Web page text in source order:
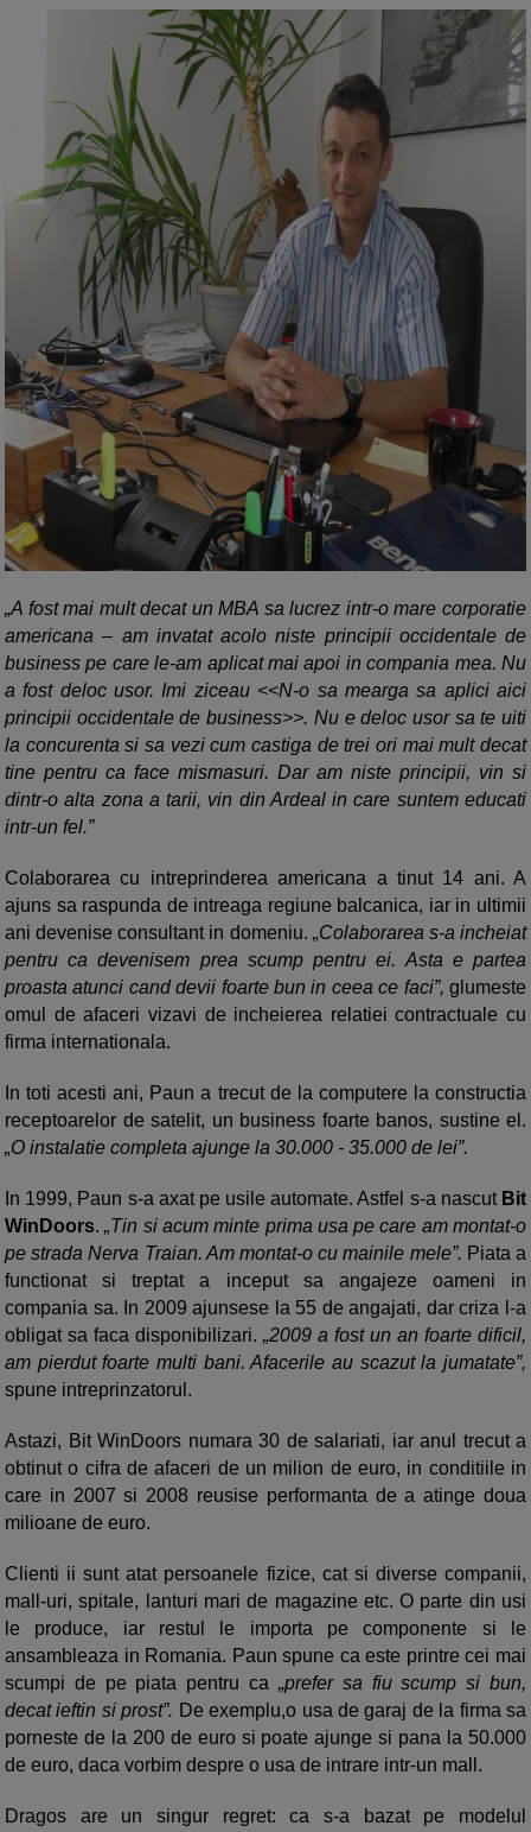
„A fost mai mult decat un MBA sa lucrez intr-o mare corporatie
americana – am invatat acolo niste principii occidentale de
business pe care le-am aplicat mai apoi in compania mea. Nu
a fost deloc usor. Imi ziceau <<N-o sa mearga sa aplici aici
principii occidentale de business>>. Nu e deloc usor sa te uiti
la concurenta si sa vezi cum castiga de trei ori mai mult decat
tine pentru ca face mismasuri. Dar am niste principii, vin si
dintr-o alta zona a tarii, vin din Ardeal in care suntem educati
intr-un fel.”
Colaborarea cu intreprinderea americana a tinut 14 ani. A
ajuns sa raspunda de intreaga regiune balcanica, iar in ultimii
ani devenise consultant in domeniu. „Colaborarea s-a incheiat
pentru ca devenisem prea scump pentru ei. Asta e partea
proasta atunci cand devii foarte bun in ceea ce faci”, glumeste
omul de afaceri vizavi de incheierea relatiei contractuale cu
firma internationala.
In toti acesti ani, Paun a trecut de la computere la constructia
receptoarelor de satelit, un business foarte banos, sustine el.
„O instalatie completa ajunge la 30.000 - 35.000 de lei”.
In 1999, Paun s-a axat pe usile automate. Astfel s-a nascutBit
WinDoors.„Tin si acum minte prima usa pe care am montat-o
pe strada Nerva Traian. Am montat-o cu mainile mele”. Piata a
functionat si treptat a inceput sa angajeze oameni in
compania sa. In 2009 ajunsese la 55 de angajati, dar criza l-a
obligat sa faca disponibilizari. „2009 a fost un an foarte dificil,
am pierdut foarte multi bani. Afacerile au scazut la jumatate”,
spune intreprinzatorul.
Astazi, Bit WinDoors numara 30 de salariati, iar anul trecut a
obtinut o cifra de afaceri de un milion de euro, in conditiile in
care in 2007 si 2008 reusise performanta de a atinge doua
milioane de euro.
Clienti ii sunt atat persoanele fizice, cat si diverse companii,
mall-uri, spitale, lanturi mari de magazine etc. O parte din usi
le produce, iar restul le importa pe componente si le
ansambleaza in Romania. Paun spune ca este printre cei mai
scumpi de pe piata pentru ca „prefer sa fiu scump si bun,
decat ieftin si prost”. De exemplu,o usa de garaj de la firma sa
porneste de la 200 de euro si poate ajunge si pana la 50.000
de euro, daca vorbim despre o usa de intrare intr-un mall.
Dragos are un singur regret: ca s-a bazat pe modelul